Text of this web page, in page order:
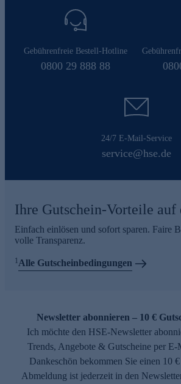
Gebührenfreie Bestell-Hotline
0800 29 888 88
24/7 E-Mail-Service
service@hse.de
Ihre Gutschein-Vorteile
Einfach einlösen und sofort sparen. Faire
volle Transparenz.
1Alle Gutscheinbedingungen
Newsletter abonnieren – 10 €
Ich möchte den HSE-Newsletter
Trends, Angebote & Gutscheine per
Dankeschön bekommen Sie einen 10
Abmeldung ist jederzeit in den